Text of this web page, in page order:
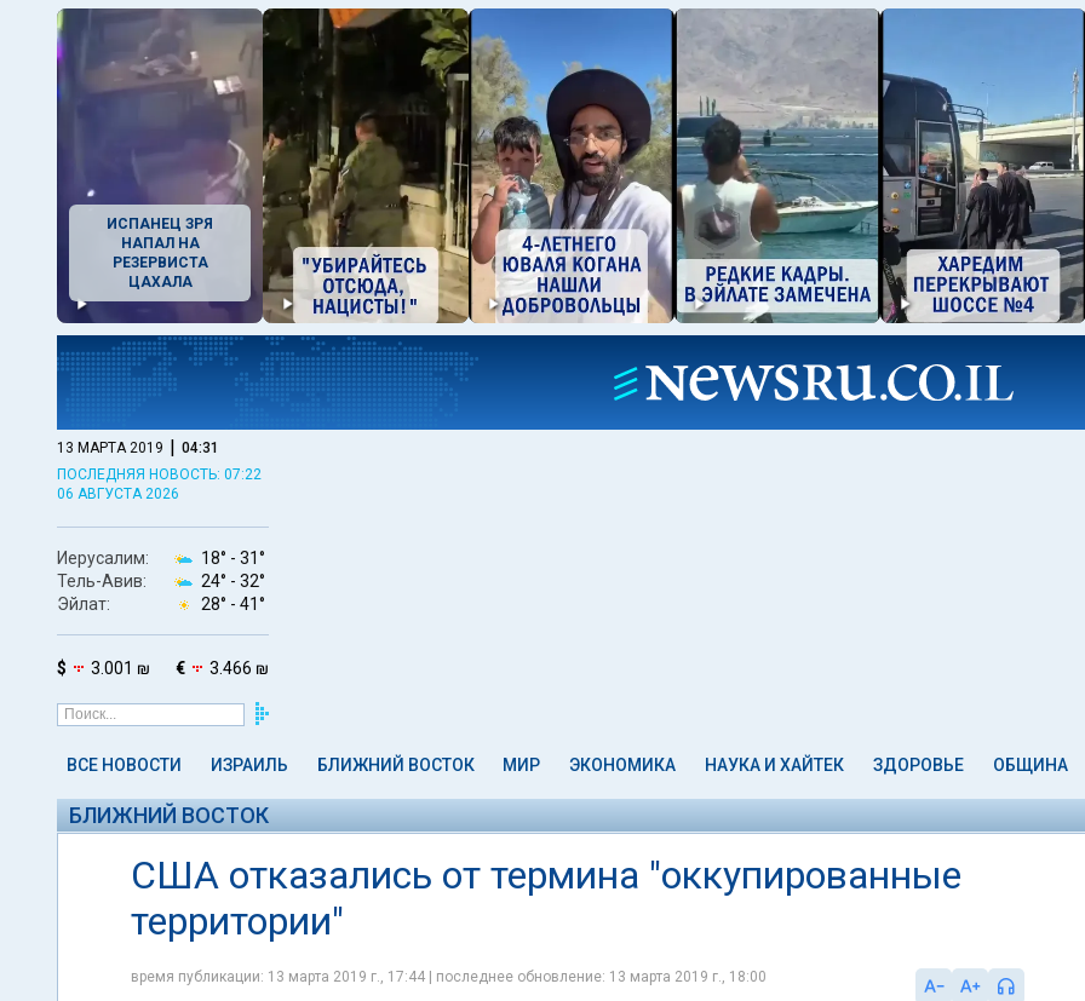
ИСПАНЕЦ ЗРЯ
НАПАЛ НА
РЕЗЕРВИСТА
ЦАХАЛА
13 МАРТА 2019 | 04:31
ПОСЛЕДНЯЯ НОВОСТЬ: 07:22
06 АВГУСТА 2026
Иерусалим: 18° - 31°
Тель-Авив:
24° - 32°
Эйлат:
28° - 41°
$ 3.001 ₪ € 3.466 ₪
ВСЕ НОВОСТИ ИЗРАИЛЬ БЛИЖНИЙ ВОСТОК МИР ЭКОНОМИКА НАУКА И ХАЙТЕК ЗДОРОВЬЕ ОБЩИНА
БЛИЖНИЙ ВОСТОК
США отказались от термина "оккупированные
территории"
время публикации: 13 марта 2019 г., 17:44 | последнее обновление: 13 марта 2019 г., 18:00